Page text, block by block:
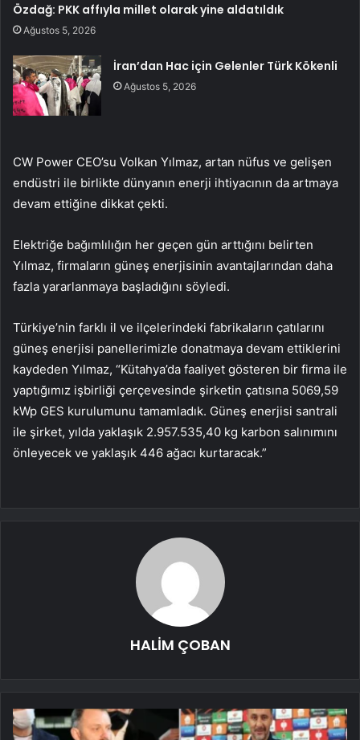
Özdağ: PKK affıyla millet olarak yine aldatıldık
Ağustos 5, 2026
İran’dan Hac için Gelenler Türk Kökenli
Ağustos 5, 2026
CW Power CEO’su Volkan Yılmaz, artan nüfus ve gelişen
endüstri ile birlikte dünyanın enerji ihtiyacının da artmaya
devam ettiğine dikkat çekti.
Elektriğe bağımlılığın her geçen gün arttığını belirten
Yılmaz, firmaların güneş enerjisinin avantajlarından daha
fazla yararlanmaya başladığını söyledi.
Türkiye’nin farklı il ve ilçelerindeki fabrikaların çatılarını
güneş enerjisi panellerimizle donatmaya devam ettiklerini
kaydeden Yılmaz, “Kütahya’da faaliyet gösteren bir firma ile
yaptığımız işbirliği çerçevesinde şirketin çatısına 5069,59
kWp GES kurulumunu tamamladık. Güneş enerjisi santrali
ile şirket, yılda yaklaşık 2.957.535,40 kg karbon salınımını
önleyecek ve yaklaşık 446 ağacı kurtaracak.”
HALİM ÇOBAN